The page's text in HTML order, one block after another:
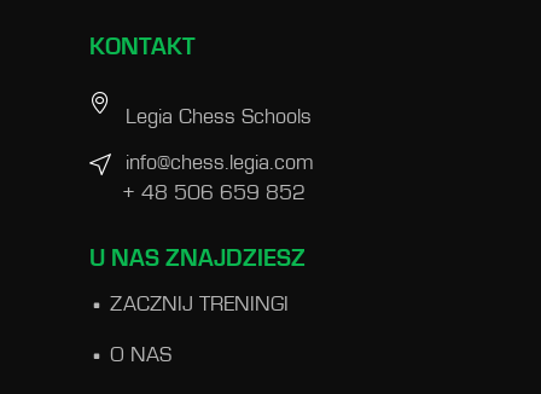
KONTAKT
Legia Chess Schools
info@chess.legia.com
+ 48 506 659 852
U NAS ZNAJDZIESZ
ZACZNIJ TRENINGI
O NAS